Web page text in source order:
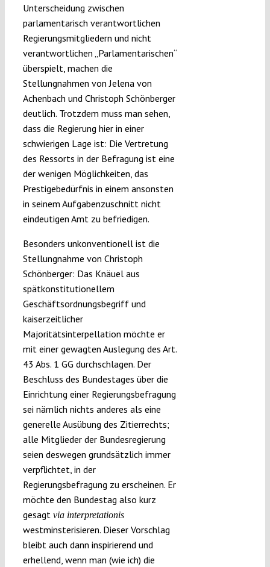
Unterscheidung zwischen
parlamentarisch verantwortlichen
Regierungsmitgliedern und nicht
verantwortlichen „Parlamentarischen“
überspielt, machen die
Stellungnahmen von Jelena von
Achenbach und Christoph Schönberger
deutlich. Trotzdem muss man sehen,
dass die Regierung hier in einer
schwierigen Lage ist: Die Vertretung
des Ressorts in der Befragung ist eine
der wenigen Möglichkeiten, das
Prestigebedürfnis in einem ansonsten
in seinem Aufgabenzuschnitt nicht
eindeutigen Amt zu befriedigen.
Besonders unkonventionell ist die
Stellungnahme von Christoph
Schönberger: Das Knäuel aus
spätkonstitutionellem
Geschäftsordnungsbegriff und
kaiserzeitlicher
Majoritätsinterpellation möchte er
mit einer gewagten Auslegung des Art.
43 Abs. 1 GG durchschlagen. Der
Beschluss des Bundestages über die
Einrichtung einer Regierungsbefragung
sei nämlich nichts anderes als eine
generelle Ausübung des Zitierrechts;
alle Mitglieder der Bundesregierung
seien deswegen grundsätzlich immer
verpflichtet, in der
Regierungsbefragung zu erscheinen. Er
möchte den Bundestag also kurz
gesagt via interpretationis
westminsterisieren. Dieser Vorschlag
bleibt auch dann inspirierend und
erhellend, wenn man (wie ich) die